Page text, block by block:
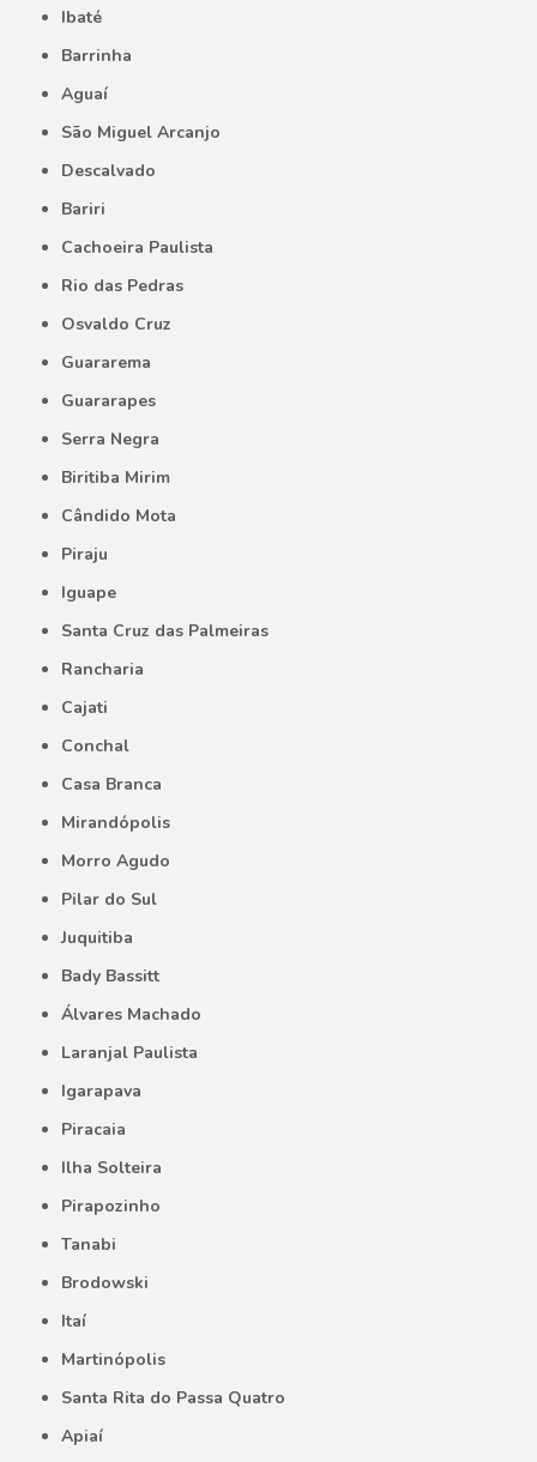
Ibaté
Barrinha
Aguaí
São Miguel Arcanjo
Descalvado
Bariri
Cachoeira Paulista
Rio das Pedras
Osvaldo Cruz
Guararema
Guararapes
Serra Negra
Biritiba Mirim
Cândido Mota
Piraju
Iguape
Santa Cruz das Palmeiras
Rancharia
Cajati
Conchal
Casa Branca
Mirandópolis
Morro Agudo
Pilar do Sul
Juquitiba
Bady Bassitt
Álvares Machado
Laranjal Paulista
Igarapava
Piracaia
Ilha Solteira
Pirapozinho
Tanabi
Brodowski
Itaí
Martinópolis
Santa Rita do Passa Quatro
Apiaí